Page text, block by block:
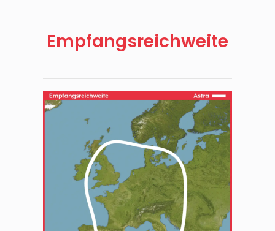
Empfangsreichweite